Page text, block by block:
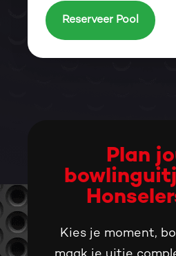
Reserveer Pool
Plan
Kies je moment,